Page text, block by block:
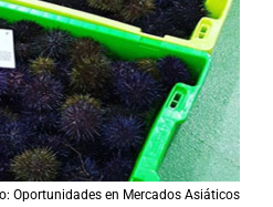
Oportunidades en Mercados Asiáticos